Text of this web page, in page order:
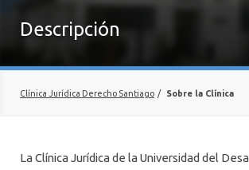
CONTÁCTENOS
Descripción
Clínica Jurídica Derecho Santiago / Sobre la Clínica
EQUIPO
La Clínica Jurídica de la Universidad del